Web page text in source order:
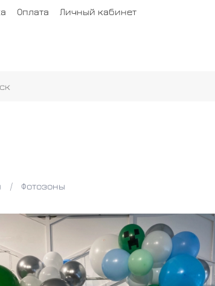
Оплата Личный кабинет
Фотозоны